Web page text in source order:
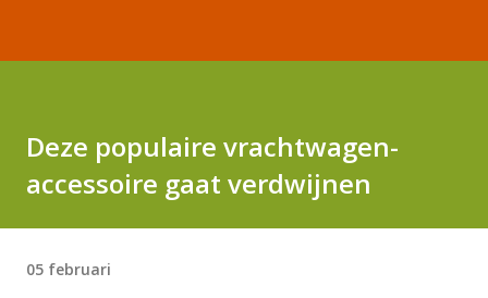
Deze populaire vrachtwagen-
accessoire gaat verdwijnen
05 februari